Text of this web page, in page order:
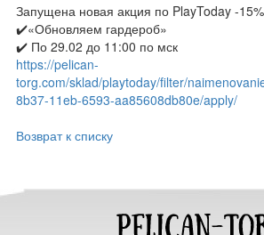
Запущена новая акция по PlayToday -15%
✔️«Обновляем гардероб»
✔️ По 29.02 до 11:00 по мск
https://pelican-
torg.com/sklad/playtoday/filter/
8b37-11eb-6593-aa85608db80e/apply/
Возврат к списку